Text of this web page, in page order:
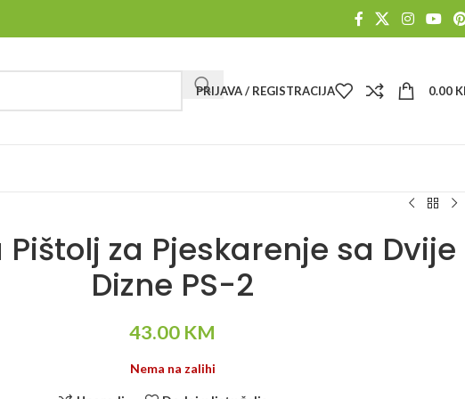
PRIJAVA / REGISTRACIJA 0.00
za Pjeskarenje sa Dvije
Dizne PS-2
43.00 KM
Nema na zalihi